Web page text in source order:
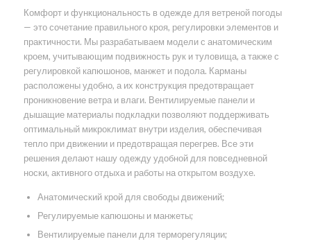
Комфорт и функциональность в одежде для ветреной погоды
— это сочетание правильного кроя, регулировки элементов и
практичности. Мы разрабатываем модели с анатомическим
кроем, учитывающим подвижность рук и туловища, а также с
регулировкой капюшонов, манжет и подола. Карманы
расположены удобно, а их конструкция предотвращает
проникновение ветра и влаги. Вентилируемые панели и
дышащие материалы подкладки позволяют поддерживать
оптимальный микроклимат внутри изделия, обеспечивая
тепло при движении и предотвращая перегрев. Все эти
решения делают нашу одежду удобной для повседневной
носки, активного отдыха и работы на открытом воздухе.
Анатомический крой для свободы движений;
Регулируемые капюшоны и манжеты;
Вентилируемые панели для терморегуляции;